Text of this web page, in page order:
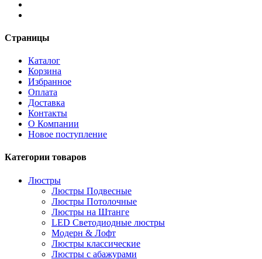
Страницы
Каталог
Корзина
Избранное
Оплата
Доставка
Контакты
О Компании
Новое поступление
Категории товаров
Люстры
Люстры Подвесные
Люстры Потолочные
Люстры на Штанге
LED Светодиодные люстры
Модерн & Лофт
Люстры классические
Люстры с абажурами